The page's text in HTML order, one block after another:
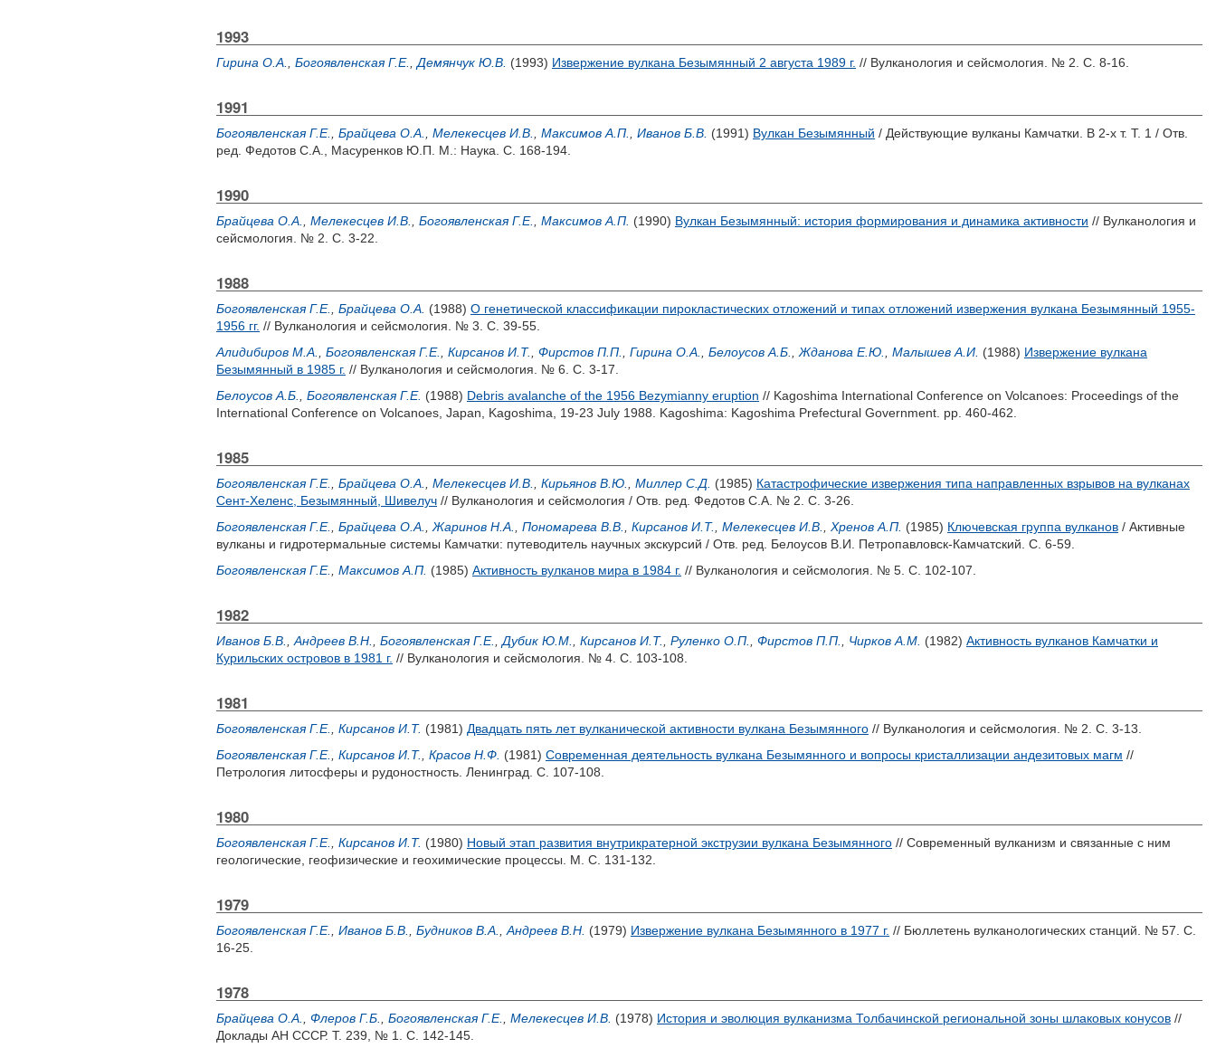
1993
Гирина О.А. Богоявленская Г.Е. Демянчук Ю.В. (1993) Извержение вулкана Безымянный 2 августа 1989 г. // Вулканология и сейсмология. № 2. С. 8-16.
1991
Богоявленская Г.Е. Брайцева О.А. Мелекесцев И.В. Максимов А.П. Иванов Б.В. (1991) Вулкан Безымянный / Действующие вулканы Камчатки. В 2-х т. Т. 1 / Отв.
ред. Федотов С.А. Масуренков Ю.П. М.: Наука. С. 168-194.
1990
Брайцева О.А. Мелекесцев И.В. Богоявленская Г.Е. Максимов А.П. (1990) Вулкан Безымянный: история формирования и динамика активности // Вулканология и
сейсмология. № 2. С. 3-22.
1988
Богоявленская Г.Е. Брайцева О.А. (1988) О генетической классификации пирокластических отложений и типах отложений извержения вулкана Безымянный 1955-
1956 гг. // Вулканология и сейсмология. № 3. С. 39-55.
Алидибиров М.А.
Богоявленская Г.Е. Кирсанов И.Т. Фирстов П.П. Гирина О.А. Белоусов А.Б. Жданова Е.Ю. Малышев А.И. (1988) Извержение вулкана
Безымянный в 1985 г. // Вулканология и сейсмология. № 6. С. 3-17.
Белоусов А.Б.
Богоявленская Г.Е. (1988) Debris avalanche of the 1956 Bezymianny eruption // Kagoshima International Conference on Volcanoes: Proceedings of the
International Conference on Volcanoes, Japan, Kagoshima, 19-23 July 1988. Kagoshima: Kagoshima Prefectural Government. pp. 460-462.
1985
Богоявленская Г.Е. Брайцева О.А. Мелекесцев И.В. Кирьянов В.Ю. Миллер С.Д. (1985) Катастрофические извержения типа направленных взрывов на вулканах
Сент-Хеленс, Безымянный, Шивелуч // Вулканология и сейсмология / Отв. ред. Федотов С.А. № 2. С. 3-26.
Богоявленская Г.Е.
Брайцева О.А. Жаринов Н.А. Пономарева В.В. Кирсанов И.Т. Мелекесцев И.В. Хренов А.П. (1985) Ключевская группа вулканов / Активные
вулканы и гидротермальные системы Камчатки: путеводитель научных экскурсий / Отв. ред. Белоусов В.И.
Петропавловск-Камчатский. С. 6-59.
Богоявленская Г.Е.
Максимов А.П. (1985) Активность вулканов мира в 1984 г. // Вулканология и сейсмология. № 5. С. 102-107.
1982
Иванов Б.В. Андреев В.Н. Богоявленская Г.Е. Дубик Ю.М. Кирсанов И.Т. Руленко О.П. Фирстов П.П. Чирков А.М. (1982) Активность вулканов Камчатки и
Курильских островов в 1981 г. // Вулканология и сейсмология. № 4. С. 103-108.
1981
Богоявленская Г.Е. Кирсанов И.Т. (1981) Двадцать пять лет вулканической активности вулкана Безымянного // Вулканология и сейсмология. № 2. С. 3-13.
Богоявленская Г.Е.
Кирсанов И.Т. Красов Н.Ф. (1981) Современная деятельность вулкана Безымянного и вопросы кристаллизации андезитовых магм //
Петрология литосферы и рудоностность. Ленинград. С. 107-108.
1980
Богоявленская Г.Е. Кирсанов И.Т. (1980) Новый этап развития внутрикратерной экструзии вулкана Безымянного // Современный вулканизм и связанные с ним
геологические, геофизические и геохимические процессы. М. С. 131-132.
1979
Богоявленская Г.Е. Иванов Б.В. Будников В.А. Андреев В.Н. (1979) Извержение вулкана Безымянного в 1977 г. // Бюллетень вулканологических станций. № 57. С.
16-25.
1978
Брайцева О.А. Флеров Г.Б. Богоявленская Г.Е. Мелекесцев И.В. (1978) История и эволюция вулканизма Толбачинской региональной зоны шлаковых конусов //
Доклады АН СССР. Т. 239, № 1. С. 142-145.